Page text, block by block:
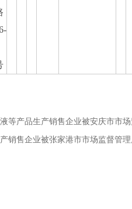
等产品生产销售企业被安庆市市场
销售企业被张家港市市场监督管理